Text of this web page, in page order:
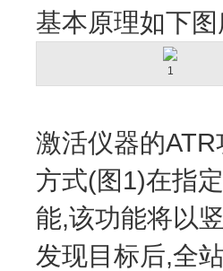
基本原理如下图
1
激活仪器的
方式(图1)在指
能,该功能将以
发现目标后,全